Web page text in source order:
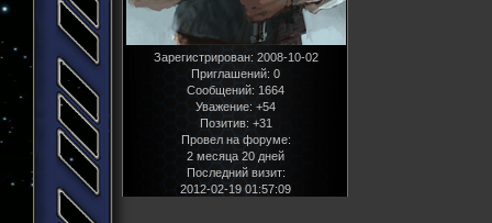
Зарегистрирован: 2008-10-02
Приглашений: 0
Сообщений: 1664
Уважение: +54
Позитив: +31
Провел на форуме:
2 месяца 20 дней
Последний визит:
2012-02-19 01:57:09